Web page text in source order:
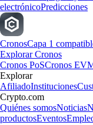
electrónicoPredicciones
CronosCapa 1
Explorar Cronos
Cronos PoSCronos
Explorar
AfiliadoInstituciones
Crypto.com
Quiénes somosNoticias
productosEventos